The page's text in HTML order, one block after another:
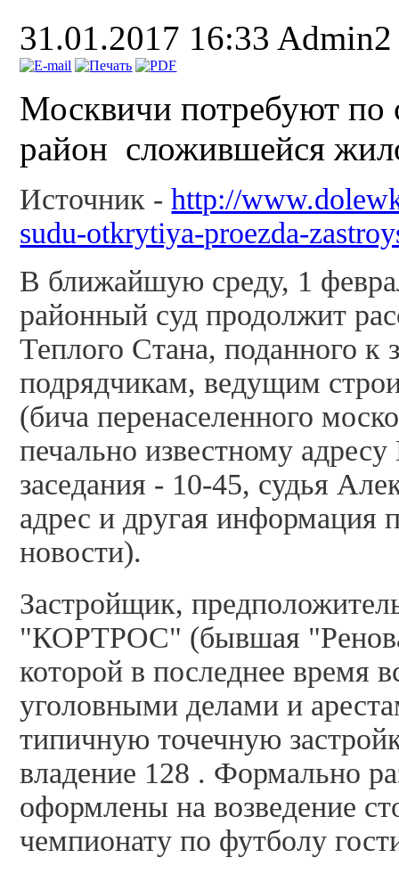
31.01.2017 16:33 Admin2
Москвичи потребуют по
район сложившейся
Источник -http://
sudu-otkrytiya-proezda-
В ближайшую среду, 1
районный суд продолжит
Теплого Стана, поданного
подрядчикам, ведущим
(бича перенаселенного
печально известному
заседания - 10-45, судья
адрес и другая информация
новости).
Застройщик,
"КОРТРОС" (бывшая
которой в последнее время
уголовными делами и
типичную точечную
владение 128 . Формально
оформлены на возведение
чемпионату по футболу